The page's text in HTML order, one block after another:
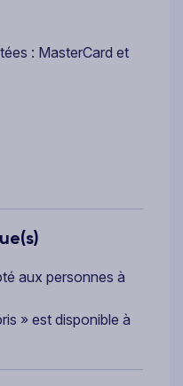
: MasterCard et
aux personnes à
» est disponible à